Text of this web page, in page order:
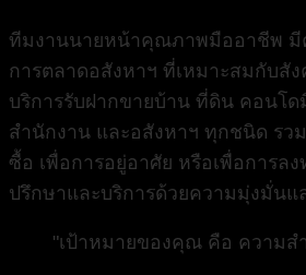
ทีมงานนายหน้าคุณภาพมืออาชีพ มี
การตลาดอสังหาฯ ที่เหมาะสมกับสั
บริการรับฝากขายบ้าน ที่ดิน คอนโด
สำนักงาน และอสังหาฯ ทุกชนิด รว
ซื้อ เพื่อการอยู่อาศัย หรือเพื่อการล
ปรึกษาและบริการด้วยความมุ่งมั่นแ
"เป้าหมายของคุณ คือ ความสำ